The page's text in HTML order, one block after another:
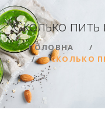
Сколько
ГОЛОВНА
СКОЛЬКО